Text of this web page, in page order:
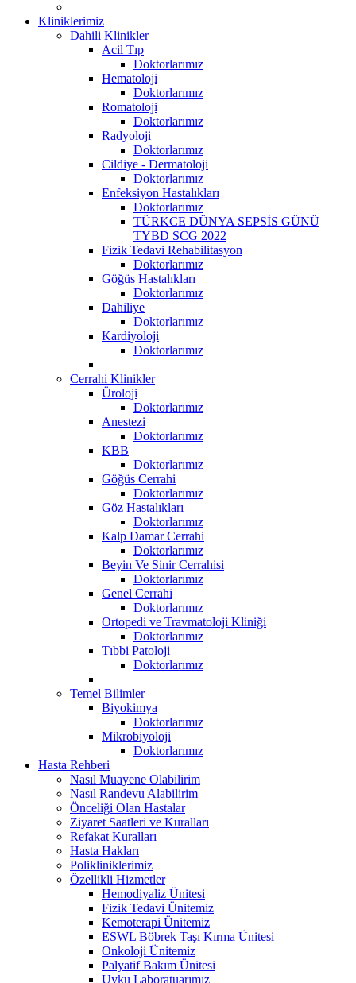
Kliniklerimiz
Dahili Klinikler
Acil Tıp
Doktorlarımız
Hematoloji
Doktorlarımız
Romatoloji
Doktorlarımız
Radyoloji
Doktorlarımız
Cildiye - Dermatoloji
Doktorlarımız
Enfeksiyon Hastalıkları
Doktorlarımız
TÜRKCE DÜNYA SEPSİS GÜNÜ
TYBD SCG 2022
Fizik Tedavi Rehabilitasyon
Doktorlarımız
Göğüs Hastalıkları
Doktorlarımız
Dahiliye
Doktorlarımız
Kardiyoloji
Doktorlarımız
Cerrahi Klinikler
Üroloji
Doktorlarımız
Anestezi
Doktorlarımız
KBB
Doktorlarımız
Göğüs Cerrahi
Doktorlarımız
Göz Hastalıkları
Doktorlarımız
Kalp Damar Cerrahi
Doktorlarımız
Beyin Ve Sinir Cerrahisi
Doktorlarımız
Genel Cerrahi
Doktorlarımız
Ortopedi ve Travmatoloji Kliniği
Doktorlarımız
Tıbbi Patoloji
Doktorlarımız
Temel Bilimler
Biyokimya
Doktorlarımız
Mikrobiyoloji
Doktorlarımız
Hasta Rehberi
Nasıl Muayene Olabilirim
Nasıl Randevu Alabilirim
Önceliği Olan Hastalar
Ziyaret Saatleri ve Kuralları
Refakat Kuralları
Hasta Hakları
Polikliniklerimiz
Özellikli Hizmetler
Hemodiyaliz Ünitesi
Fizik Tedavi Ünitemiz
Kemoterapi Ünitemiz
ESWL Böbrek Taşı Kırma Ünitesi
Onkoloji Ünitemiz
Palyatif Bakım Ünitesi
Uyku Laboratuarımız